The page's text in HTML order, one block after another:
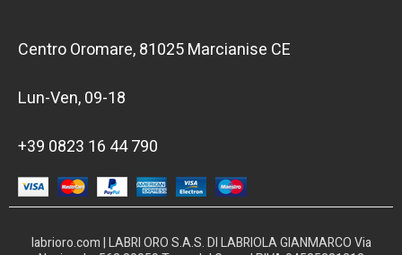
Centro Oromare, 81025 Marcianise CE
Lun-Ven, 09-18
+39 0823 16 44 790
labrioro.com | LABRI ORO S.A.S. DI LABRIOLA GIANMARCO Via